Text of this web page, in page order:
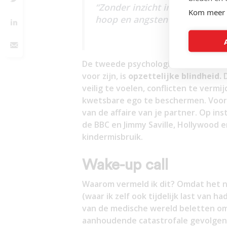
Kom
“Zonder inzicht in de cijfers
hoop en angsten door
De tweede psychologische barrière
voor zijn, is opzettelijke blindheid.
veilig te voelen, conflicten te
kwetsbare ego te beschermen.
van de affaire van je partner. Op
de BBC en Jimmy Saville,
kindermisbruik.
Wake-up call
Waarom vermeld ik dit? Omdat het
(waar ik zelf ook tijdelijk last van
van de medische wereld beletten
aanhoudende catastrofale